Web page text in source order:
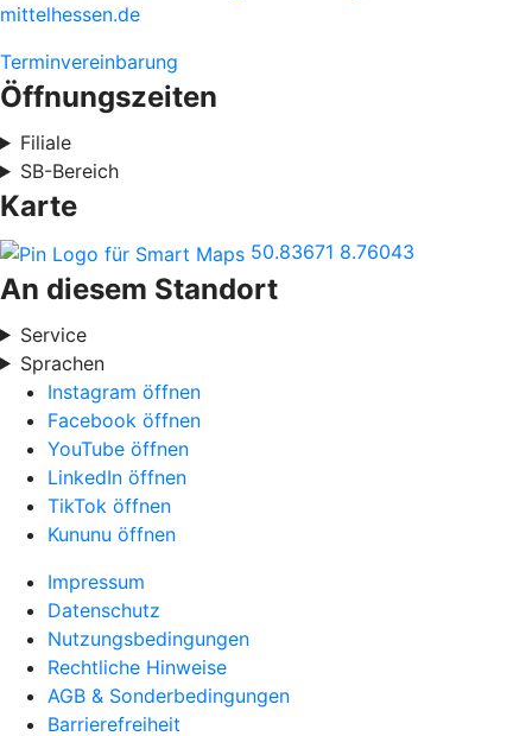
mittelhessen.de
Terminvereinbarung
Öffnungszeiten
Filiale
SB-Bereich
Karte
50.83671 8.76043
An diesem Standort
Service
Sprachen
Instagram öffnen
Facebook öffnen
YouTube öffnen
LinkedIn öffnen
TikTok öffnen
Kununu öffnen
Impressum
Datenschutz
Nutzungsbedingungen
Rechtliche Hinweise
AGB & Sonderbedingungen
Barrierefreiheit